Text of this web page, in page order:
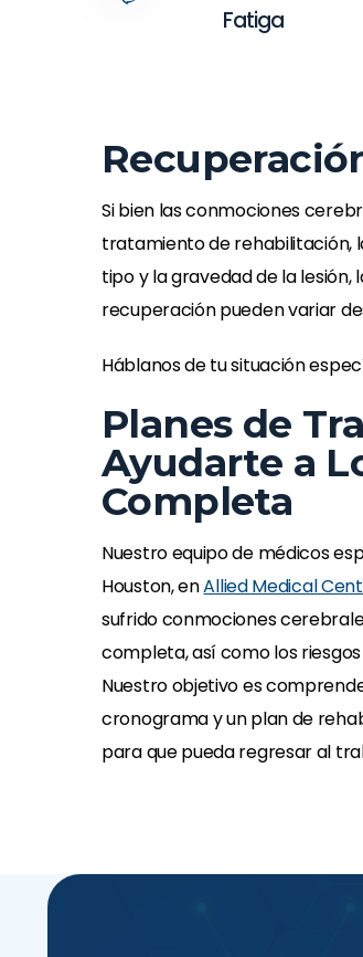
Fatiga
Si bien las conmociones
tratamiento de rehabilitación,
tipo y la gravedad de la
recuperación pueden variar
Háblanos de tu situación
Planes de
Ayudarte a
Completa
Nuestro equipo de médicos
Houston, enAllied Medical
sufrido conmociones
completa, así como los
Nuestro objetivo es
cronograma y un plan de
para que pueda regresar al